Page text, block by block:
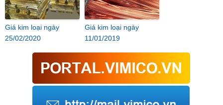
Giá kim loại ngày
25/02/2020
Giá kim loại ngày
11/01/2019